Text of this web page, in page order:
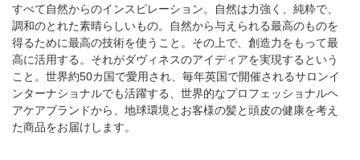
すべて自然からのインスピレーション。自然は力強く、純粋で、
調和のとれた素晴らしいもの。自然から与えられる最高のものを
得るために最高の技術を使うこと。その上で、創造力をもって最
高に活用する。それがダヴィネスのアイディアを実現するという
こと。世界約50カ国で愛用され、毎年英国で開催されるサロンイ
ンターナショナルでも活躍する、世界的なプロフェッショナルヘ
アケアブランドから、地球環境とお客様の髪と頭皮の健康を考え
た商品をお届けします。